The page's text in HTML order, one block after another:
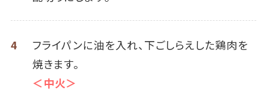
4
フライパンに油を入れ、下ごしらえした鶏肉を
焼きます。
＜中火＞